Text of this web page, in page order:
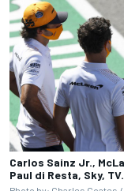
Carlos Sainz Jr.,
Paul di Resta, Sky, TV.